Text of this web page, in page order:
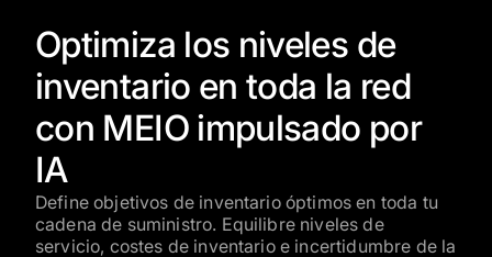
Optimiza los niveles de
inventario en toda la red
con MEIO impulsado por
IA
Define objetivos de inventario óptimos en toda tu
cadena de suministro. Equilibre niveles de
servicio, costes de inventario e incertidumbre de la